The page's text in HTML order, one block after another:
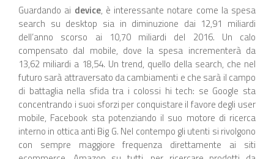
Guardando ai device, è interessante notare come la spesa
search su desktop sia in diminuzione dai 12,91 miliardi
dell’anno scorso ai 10,70 miliardi del 2016. Un calo
compensato dal mobile, dove la spesa incrementerà da
13,62 miliardi a 18,54. Un trend, quello della search, che nel
futuro sarà attraversato da cambiamenti e che sarà il campo
di battaglia nella sfida tra i colossi hi tech: se Google sta
concentrando i suoi sforzi per conquistare il favore degli user
mobile, Facebook sta potenziando il suo motore di ricerca
interno in ottica anti Big G. Nel contempo gli utenti si rivolgono
con sempre maggiore frequenza direttamente ai siti